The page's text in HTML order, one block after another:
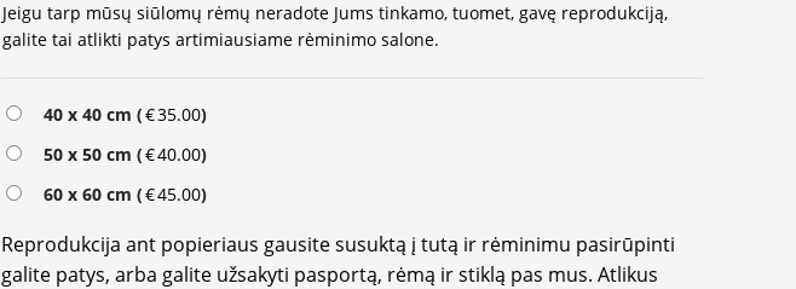
Jeigu tarp mūsų siūlomų rėmų neradote Jums tinkamo, tuomet, gavę reprodukciją,
galite tai atlikti patys artimiausiame rėminimo salone.
40 x 40 cm (€35.00)
50 x 50 cm (€40.00)
60 x 60 cm (€45.00)
Reprodukcija ant popieriaus gausite susuktą į tutą ir rėminimu pasirūpinti
galite patys, arba galite užsakyti pasportą, rėmą ir stiklą pas mus. Atlikus